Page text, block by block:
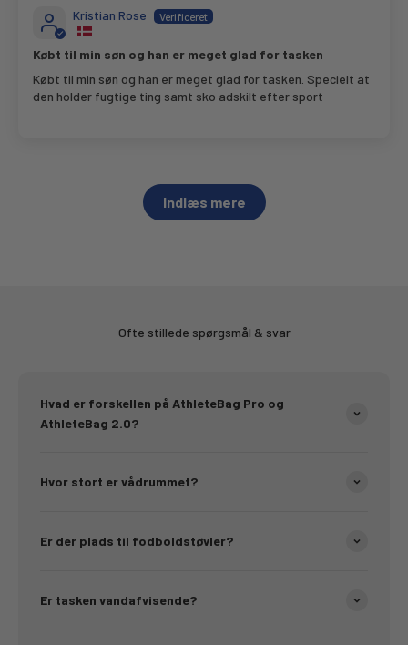
Kristian Rose
Købt til min søn og han er meget glad for tasken
Købt til min søn og han er meget glad for tasken. Specielt at
den holder fugtige ting samt sko adskilt efter sport
Indlæs mere
Ofte stillede spørgsmål & svar
Hvad er forskellen på AthleteBag Pro og
AthleteBag 2.0?
Hvor stort er vådrummet?
Er der plads til fodboldstøvler?
Er tasken vandafvisende?